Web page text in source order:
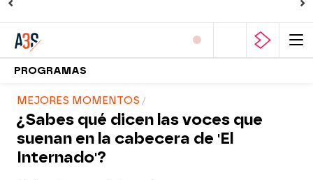
PROGRAMAS
MEJORES MOMENTOS
¿Sabes qué dicen las voces que
suenan en la cabecera de 'El
Internado'?